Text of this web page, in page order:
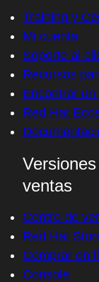
Training y
Mi cuenta
Soporte al
Recursos
Encontrar un
Red Hat
ventas
Centro de
Red Hat
Comprar en
Console